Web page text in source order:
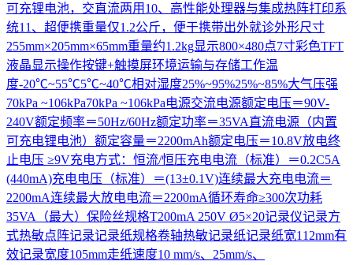
可充锂电池，交直流两用10、高性能处理器与集成热阵打印系
统11、超便携重量仅1.2公斤，便于携带出外就诊外形尺寸
255mm×205mm×65mm重量约1.2kg显示800×480点7寸彩色TFT
液晶显示操作按键+触摸屏环境运输与存储工作温
度-20℃~55℃5℃~40℃相对湿度25%~95%25%~85%大气压强
70kPa ~106kPa70kPa ~106kPa电源交流电源额定电压＝90V-
240V额定频率＝50Hz/60Hz额定功率＝35VA直流电源（内置
可充电锂电池）额定容量＝2200mAh额定电压＝10.8V放电终
止电压 ≥9V充电方式：恒流/恒压充电电流（标准）＝0.2C5A
(440mA)充电电压（标准）＝(13±0.1V)连续最大充电电流＝
2200mA连续最大放电电流＝2200mA循环寿命≥300次功耗
35VA（最大）保险丝规格T200mA 250V Ø5×20记录仪记录方
式热敏点阵记录记录纸规格卷轴热敏记录纸记录纸宽112mm有
效记录宽度105mm走纸速度10 mm/s、25mm/s、